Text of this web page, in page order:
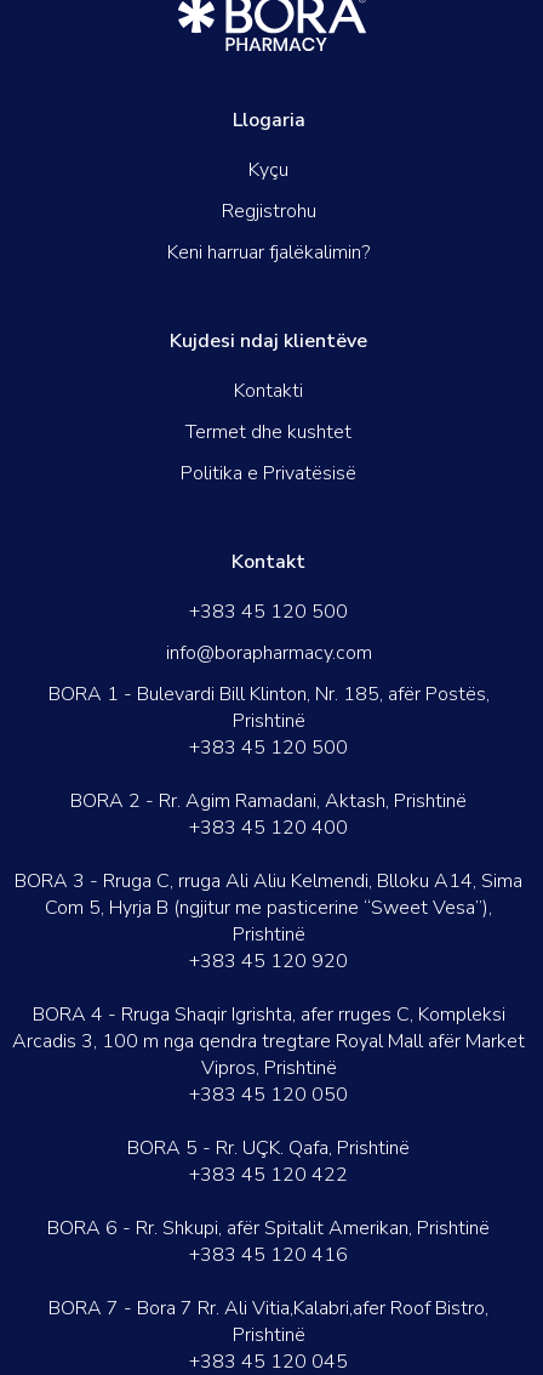
Llogaria
Kyçu
Regjistrohu
Keni harruar fjalëkalimin?
Kujdesi ndaj klientëve
Kontakti
Termet dhe kushtet
Politika e Privatësisë
Kontakt
+383 45 120 500
info@borapharmacy.com
BORA 1 - Bulevardi Bill Klinton, Nr. 185, afër Postës,
Prishtinë
+383 45 120 500
BORA 2 - Rr. Agim Ramadani, Aktash, Prishtinë
+383 45 120 400
BORA 3 - Rruga C, rruga Ali Aliu Kelmendi, Blloku A14, Sima
Com 5, Hyrja B (ngjitur me pasticerine “Sweet Vesa”),
Prishtinë
+383 45 120 920
BORA 4 - Rruga Shaqir Igrishta, afer rruges C, Kompleksi
Arcadis 3, 100 m nga qendra tregtare Royal Mall afër Market
Vipros, Prishtinë
+383 45 120 050
BORA 5 - Rr. UÇK. Qafa, Prishtinë
+383 45 120 422
BORA 6 - Rr. Shkupi, afër Spitalit Amerikan, Prishtinë
+383 45 120 416
BORA 7 - Bora 7 Rr. Ali Vitia,Kalabri,afer Roof Bistro,
Prishtinë
+383 45 120 045